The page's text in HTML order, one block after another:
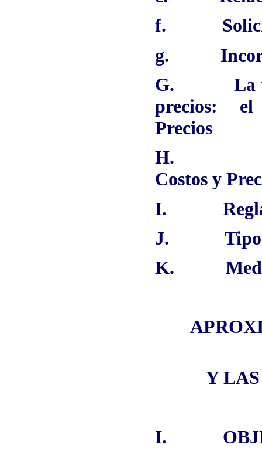
f.
g.
G.
La
precios:
Precios
H.
Costos y
I.
J.
K.
Y
I.